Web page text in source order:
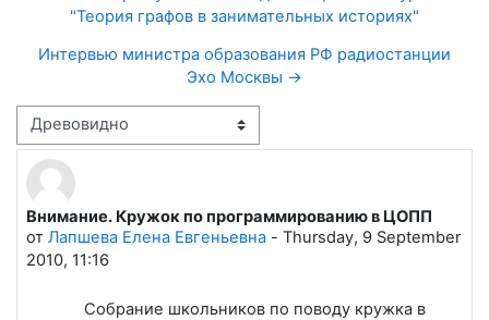
"Теория графов в занимательных историях"
Интервью министра образования РФ радиостанции
Эхо Москвы →
Режим отображения
Внимание. Кружок по программированию в ЦОПП
от Лапшева Елена Евгеньевна - Thursday, 9 September
2010, 11:16
Количество ответов: 7
Собрание школьников по поводу кружка в